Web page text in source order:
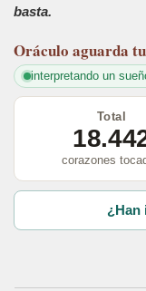
basta.
Oráculo aguarda
interpretando un
Total
corazones
¿Han